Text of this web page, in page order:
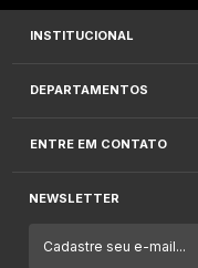
INSTITUCIONAL
DEPARTAMENTOS
ENTRE EM CONTATO
NEWSLETTER